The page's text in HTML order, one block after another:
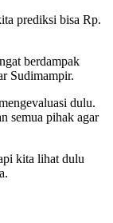
prediksi bisa Rp.
berdampak
Sudimampir.
dulu.
semua pihak agar
kita lihat dulu